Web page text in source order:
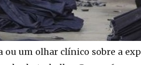
ou um olhar clínico sobre a